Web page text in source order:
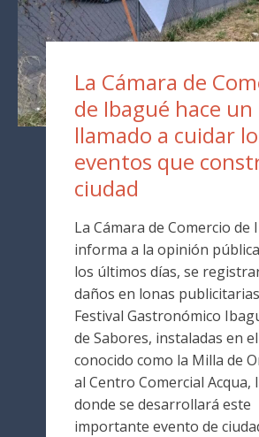
La Cámara de
de Ibagué hace un
llamado a cuidar
eventos que
ciudad
La Cámara de Comercio de
informa a la opinión
los últimos días, se
daños en lonas
Festival Gastronómico
de Sabores, instaladas en
conocido como la Milla de
al Centro Comercial Acqua,
donde se desarrollará este
importante evento de